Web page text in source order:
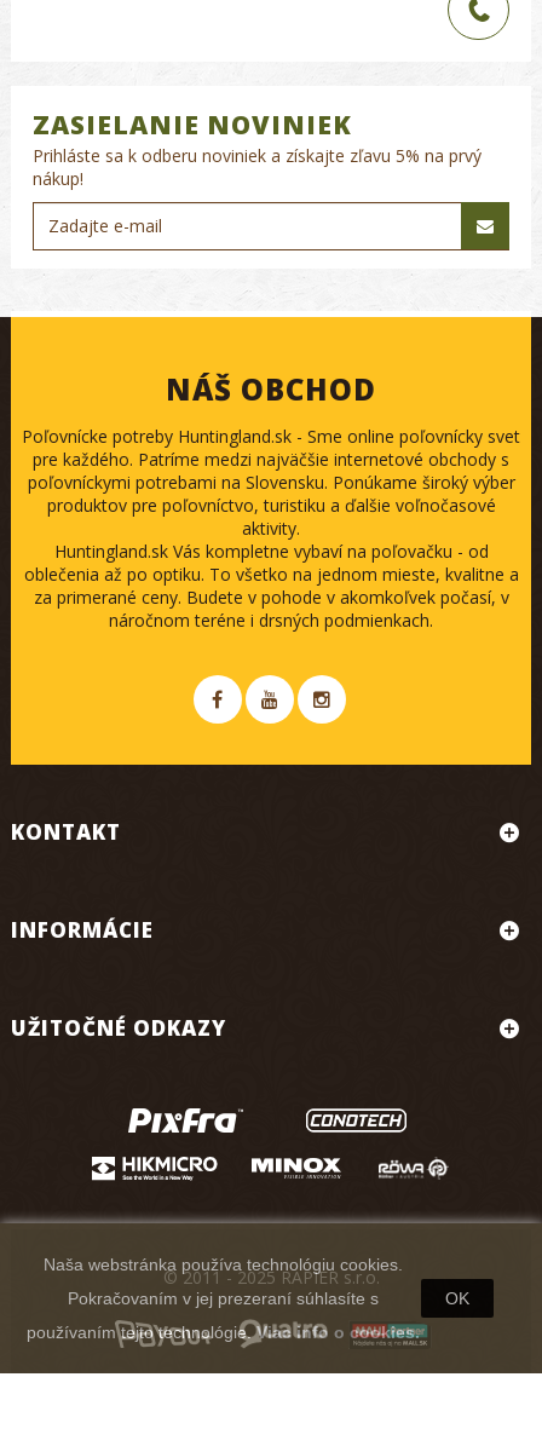
ZASIELANIE NOVINIEK
Prihláste sa k odberu noviniek a získajte zľavu 5% na prvý
nákup!
NÁŠ OBCHOD
Poľovnícke potreby Huntingland.sk - Sme online poľovnícky svet
pre každého. Patríme medzi najväčšie internetové obchody s
poľovníckymi potrebami na Slovensku. Ponúkame široký výber
produktov pre poľovníctvo, turistiku a ďalšie voľnočasové
aktivity.
Huntingland.sk Vás kompletne vybaví na poľovačku - od
oblečenia až po optiku. To všetko na jednom mieste, kvalitne a
za primerané ceny. Budete v pohode v akomkoľvek počasí, v
náročnom teréne i drsných podmienkach.
KONTAKT
INFORMÁCIE
UŽITOČNÉ ODKAZY
Naša webstránka používa technológiu cookies.
Pokračovaním v jej prezeraní súhlasíte s
používaním tejto technológie.Viac info o cookies.
OK
© 2011 - 2025 RAPIER s.r.o.